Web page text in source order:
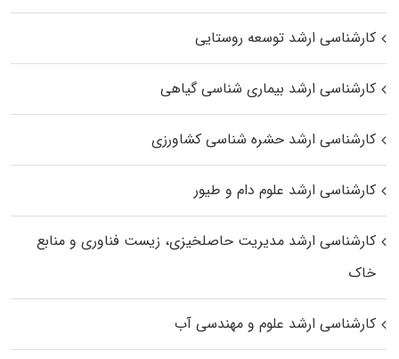
کارشناسی ارشد توسعه روستایی
کارشناسی ارشد بیماری‌ شناسی گیاهی
کارشناسی ارشد حشره‌ شناسی کشاورزی
کارشناسی ارشد علوم دام و طیور
کارشناسی ارشد مدیریت حاصلخیزی، زیست فناوری و منابع
خاک
کارشناسی ارشد علوم و مهندسی آب